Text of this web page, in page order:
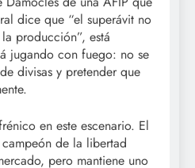
dice que “el superávit no
producción”, está
jugando con fuego: no se
divisas y pretender que
en este escenario. El
de la libertad
pero mantiene uno